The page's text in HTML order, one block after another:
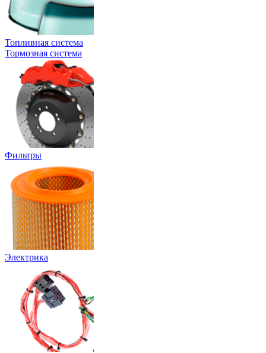
Топливная система
Тормозная система
Фильтры
Электрика